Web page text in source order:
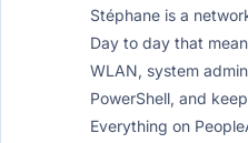
Stéphane is a
Day to day that
WLAN, system
PowerShell, and
Everything on